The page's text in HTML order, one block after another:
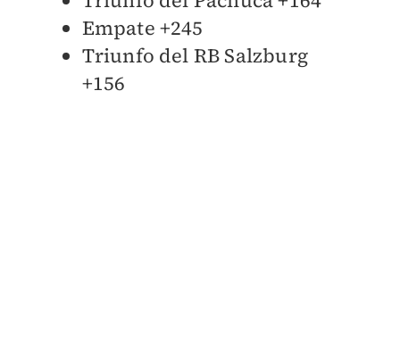
Empate +245
Triunfo del RB Salzburg
+156